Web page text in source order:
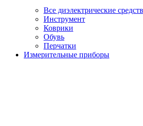
Все диэлектрические
Инструмент
Коврики
Обувь
Перчатки
Измерительные приборы